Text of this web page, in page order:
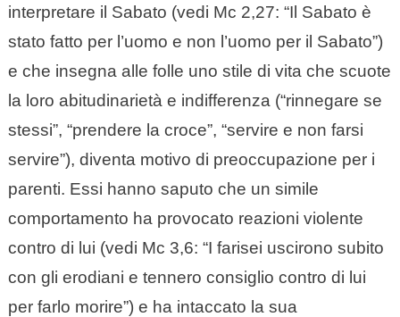
interpretare il Sabato (vedi Mc 2,27: “Il Sabato è
stato fatto per l’uomo e non l’uomo per il Sabato”)
e che insegna alle folle uno stile di vita che scuote
la loro abitudinarietà e indifferenza (“rinnegare se
stessi”, “prendere la croce”, “servire e non farsi
servire”), diventa motivo di preoccupazione per i
parenti. Essi hanno saputo che un simile
comportamento ha provocato reazioni violente
contro di lui (vedi Mc 3,6: “I farisei uscirono subito
con gli erodiani e tennero consiglio contro di lui
per farlo morire”) e ha intaccato la sua